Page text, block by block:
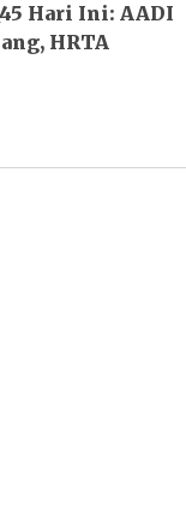
Hari Ini: AADI
HRTA